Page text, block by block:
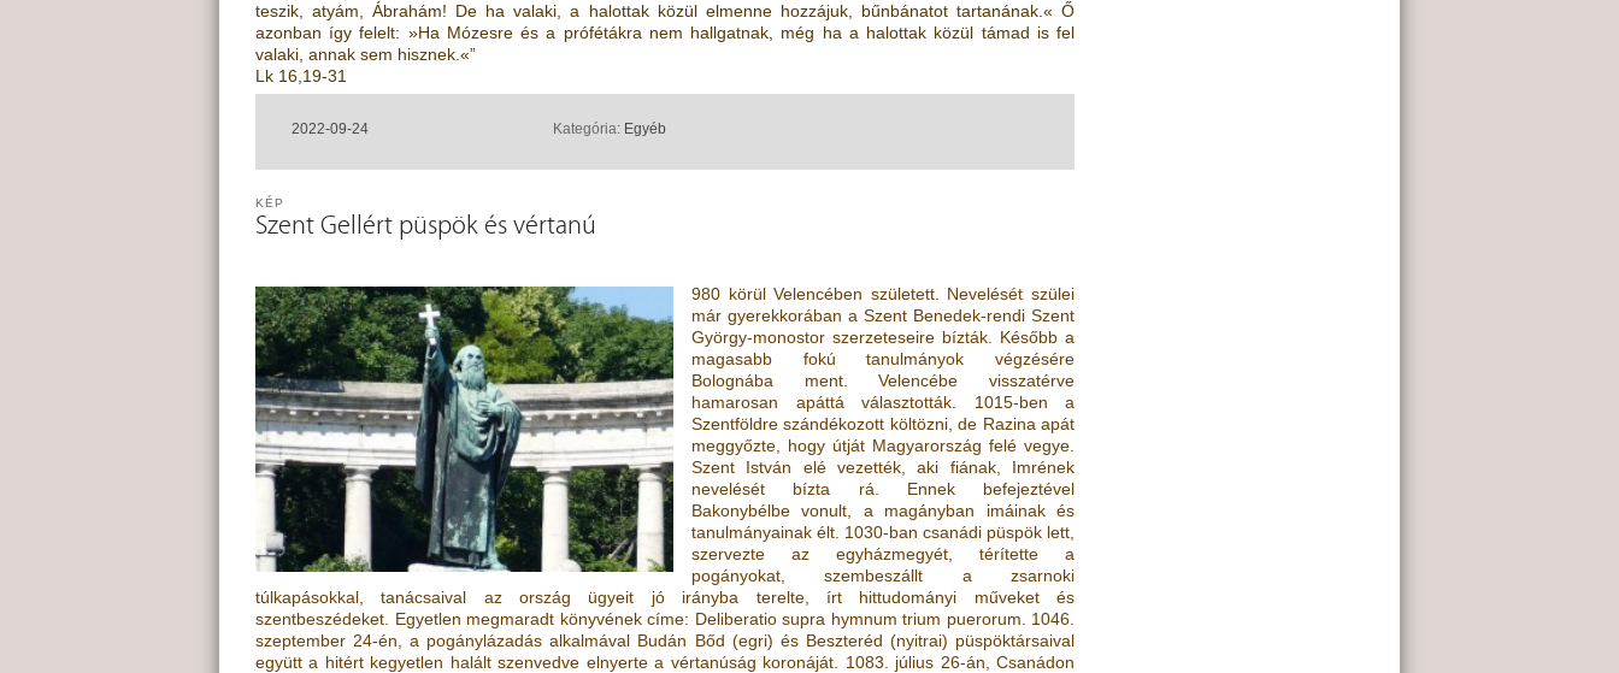
teszik, atyám, Ábrahám! De ha valaki, a halottak közül elmenne hozzájuk, bűnbánatot tartanának.« Ő
azonban így felelt: »Ha Mózesre és a prófétákra nem hallgatnak, még ha a halottak közül támad is fel
valaki, annak sem hisznek.«”
Lk 16,19-31
2022-09-24 Kategória: Egyéb
Szent Gellért püspök és vértanú
KÉP
980 körül Velencében született. Nevelését szülei
már gyerekkorában a Szent Benedek-rendi Szent
György-monostor szerzeteseire bízták. Később a
magasabb fokú tanulmányok végzésére
Bolognába ment. Velencébe visszatérve
hamarosan apáttá választották. 1015-ben a
Szentföldre szándékozott költözni, de Razina apát
meggyőzte, hogy útját Magyarország felé vegye.
Szent István elé vezették, aki fiának, Imrének
nevelését bízta rá. Ennek befejeztével
Bakonybélbe vonult, a magányban imáinak és
tanulmányainak élt. 1030-ban csanádi püspök lett,
szervezte az egyházmegyét, térítette a
pogányokat, szembeszállt a zsarnoki
túlkapásokkal, tanácsaival az ország ügyeit jó irányba terelte, írt hittudományi műveket és
szentbeszédeket. Egyetlen megmaradt könyvének címe: Deliberatio supra hymnum trium puerorum. 1046.
szeptember 24-én, a pogánylázadás alkalmával Budán Bőd (egri) és Beszteréd (nyitrai) püspöktársaival
együtt a hitért kegyetlen halált szenvedve elnyerte a vértanúság koronáját. 1083. július 26-án, Csanádon